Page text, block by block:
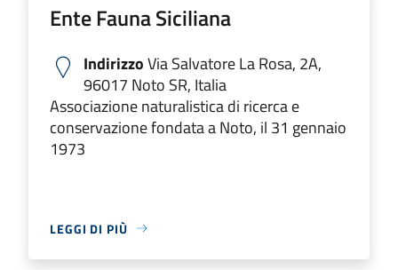
Ente Fauna Siciliana
IndirizzoVia Salvatore La Rosa, 2A,
96017 Noto SR, Italia
Associazione naturalistica di ricerca e
conservazione fondata a Noto, il 31 gennaio
1973
LEGGI DI PIÙ